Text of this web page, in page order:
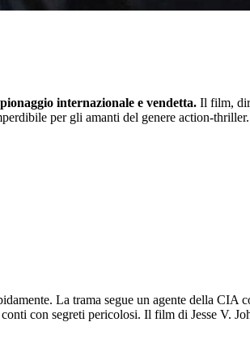
internazionale e vendetta. Il film,
per gli amanti del genere action-thriller.
La trama segue un agente della CIA
con segreti pericolosi. Il film di Jesse V.